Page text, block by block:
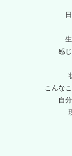
感
こんな
自